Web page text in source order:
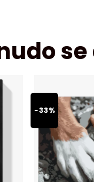
-33%